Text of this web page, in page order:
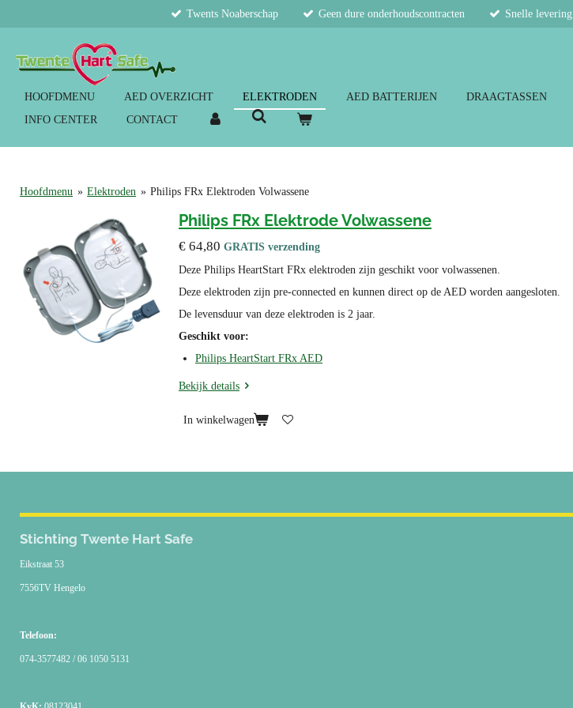
de
Twents Noaberschap Geen dure onderhoudscontracten Snelle levering
HOOFDMENU AED OVERZICHT ELEKTRODEN AED BATTERIJEN DRAAGTASSEN
INFO CENTER
CONTACT
Hoofdmenu » Elektroden » Philips FRx Elektroden Volwassene
Philips FRx Elektrode Volwassene
€ 64,80 GRATIS verzending
Deze Philips HeartStart FRx elektroden zijn geschikt voor volwassenen.
Deze elektroden zijn pre-connected en kunnen direct op de AED worden aangesloten.
De levensduur van deze elektroden is 2 jaar.
Geschikt voor:
Philips HeartStart FRx AED
Bekijk details
In winkelwagen
Stichting Twente Hart Safe
Eikstraat 53
7556TV Hengelo
Telefoon:
074-3577482 / 06 1050 5131